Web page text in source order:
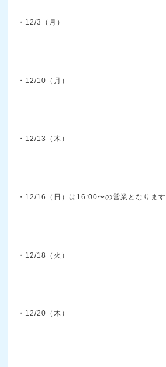
・12/3（月）
・12/10（月）
・12/13（木）
・12/16（日）は16:00〜の営業となります
・12/18（火）
・12/20（木）